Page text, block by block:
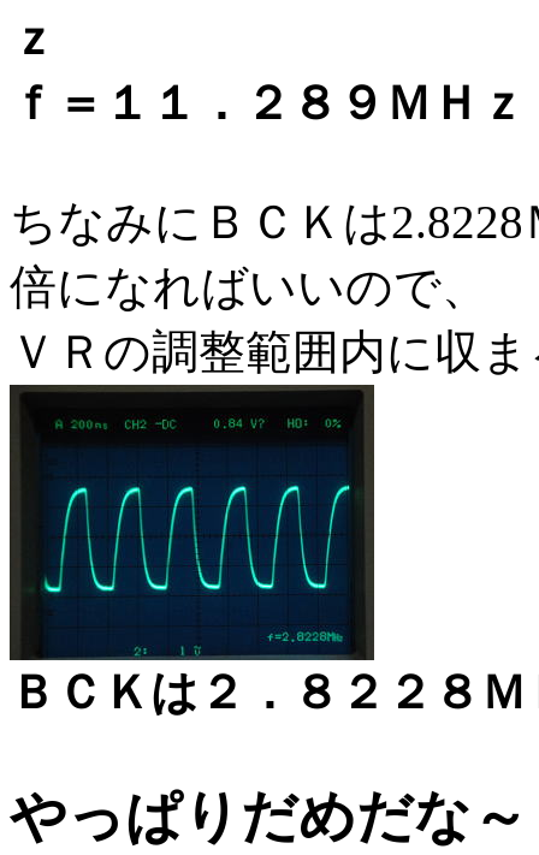
ｆ＝１１．２８９ＭＨｚ
ちなみにＢＣＫは
倍になればいいので、
ＶＲの調整範囲内に収
ＢＣＫは２．８２２８
やっぱりだめだな～